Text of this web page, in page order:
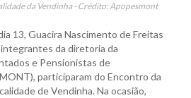
da Vendinha - Crédito: Apopesmont
13, Guacira Nascimento de Freitas
da diretoria da
e Pensionistas de
participaram do Encontro da
de Vendinha. Na ocasião,